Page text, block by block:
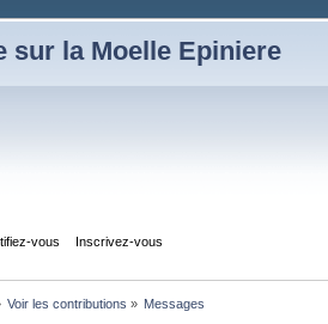
sur la Moelle Epiniere
vous Inscrivez-vous
Voir les contributions » Messages